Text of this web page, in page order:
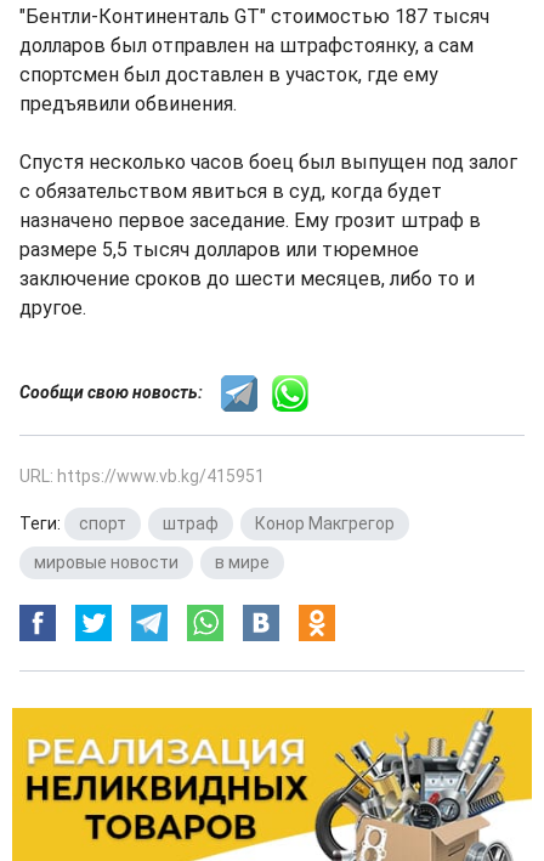
"Бентли-Континенталь GT" стоимостью 187 тысяч
долларов был отправлен на штрафстоянку, а сам
спортсмен был доставлен в участок, где ему
предъявили обвинения.
Спустя несколько часов боец был выпущен под залог
с обязательством явиться в суд, когда будет
назначено первое заседание. Ему грозит штраф в
размере 5,5 тысяч долларов или тюремное
заключение сроков до шести месяцев, либо то и
другое.
Сообщи свою новость:
URL: https://www.vb.kg/415951
Теги: спорт штраф Конор Макгрегор
мировые новости
в мире